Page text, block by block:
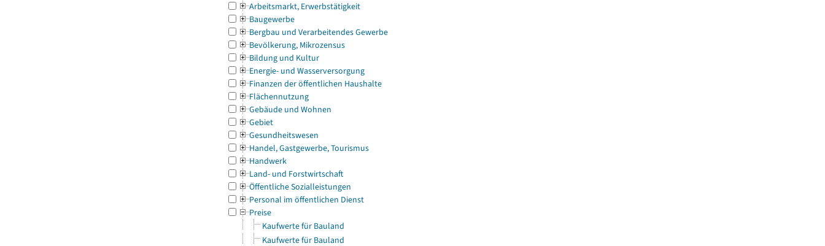
Arbeitsmarkt, Erwerbstätigkeit
Baugewerbe
Bergbau und Verarbeitendes Gewerbe
Bevölkerung, Mikrozensus
Bildung und Kultur
Energie- und Wasserversorgung
Finanzen der öffentlichen Haushalte
Flächennutzung
Gebäude und Wohnen
Gebiet
Gesundheitswesen
Handel, Gastgewerbe, Tourismus
Handwerk
Land- und Forstwirtschaft
Öffentliche Sozialleistungen
Personal im öffentlichen Dienst
Preise
Kaufwerte für Bauland
Kaufwerte für Bauland